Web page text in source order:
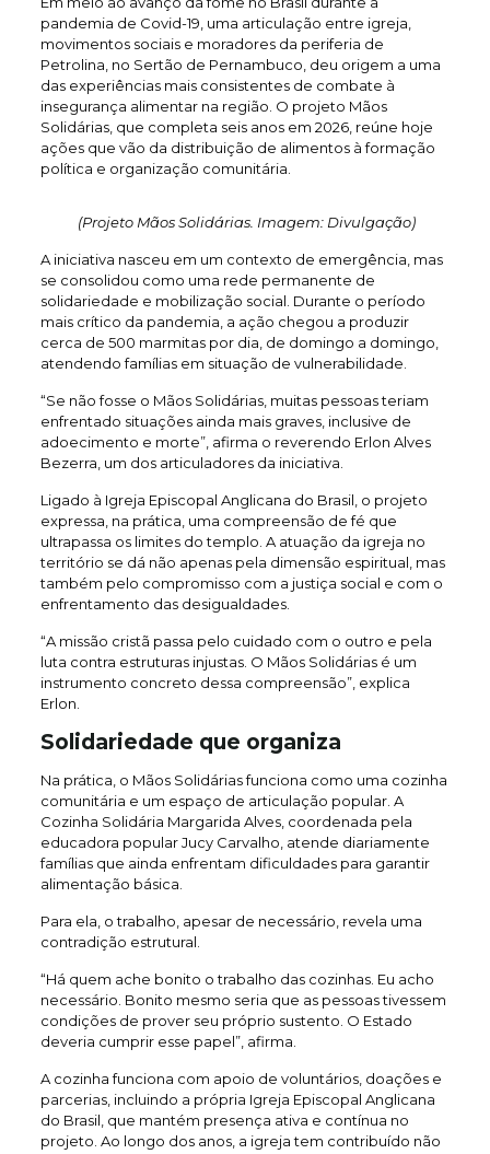
pandemia de Covid-19, uma articulação entre igreja,
movimentos sociais e moradores da periferia de
Petrolina, no Sertão de Pernambuco, deu origem a uma
das experiências mais consistentes de combate à
insegurança alimentar na região. O projeto Mãos
Solidárias, que completa seis anos em 2026, reúne hoje
ações que vão da distribuição de alimentos à formação
política e organização comunitária.
(Projeto Mãos Solidárias. Imagem: Divulgação)
A iniciativa nasceu em um contexto de emergência, mas
se consolidou como uma rede permanente de
solidariedade e mobilização social. Durante o período
mais crítico da pandemia, a ação chegou a produzir
cerca de 500 marmitas por dia, de domingo a domingo,
atendendo famílias em situação de vulnerabilidade.
“Se não fosse o Mãos Solidárias, muitas pessoas teriam
enfrentado situações ainda mais graves, inclusive de
adoecimento e morte”, afirma o reverendo Erlon Alves
Bezerra, um dos articuladores da iniciativa.
Ligado à Igreja Episcopal Anglicana do Brasil, o projeto
expressa, na prática, uma compreensão de fé que
ultrapassa os limites do templo. A atuação da igreja no
território se dá não apenas pela dimensão espiritual, mas
também pelo compromisso com a justiça social e com o
enfrentamento das desigualdades.
“A missão cristã passa pelo cuidado com o outro e pela
luta contra estruturas injustas. O Mãos Solidárias é um
instrumento concreto dessa compreensão”, explica
Erlon.
Solidariedade que organiza
Na prática, o Mãos Solidárias funciona como uma cozinha
comunitária e um espaço de articulação popular. A
Cozinha Solidária Margarida Alves, coordenada pela
educadora popular Jucy Carvalho, atende diariamente
famílias que ainda enfrentam dificuldades para garantir
alimentação básica.
Para ela, o trabalho, apesar de necessário, revela uma
contradição estrutural.
“Há quem ache bonito o trabalho das cozinhas. Eu acho
necessário. Bonito mesmo seria que as pessoas tivessem
condições de prover seu próprio sustento. O Estado
deveria cumprir esse papel”, afirma.
A cozinha funciona com apoio de voluntários, doações e
parcerias, incluindo a própria Igreja Episcopal Anglicana
do Brasil, que mantém presença ativa e contínua no
projeto. Ao longo dos anos, a igreja tem contribuído não